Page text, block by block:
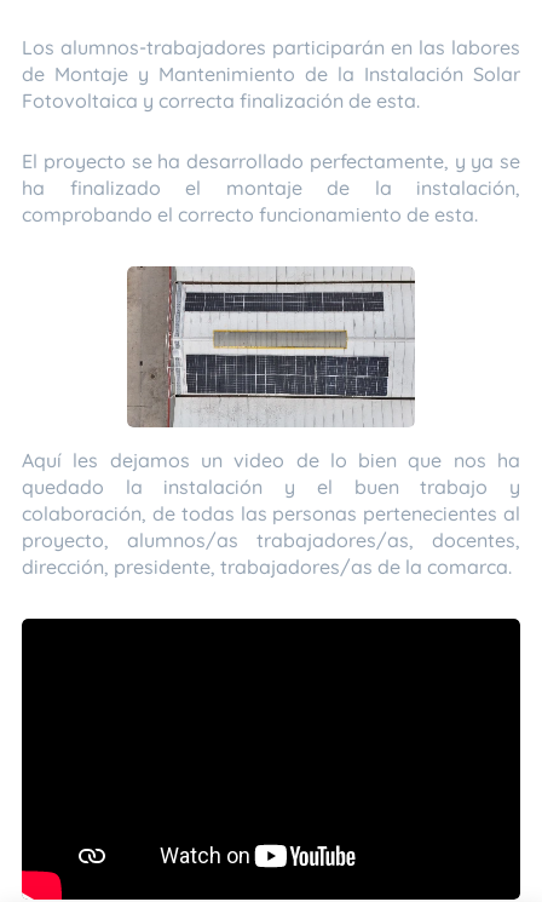
Los alumnos-trabajadores participarán en las labores
de Montaje y Mantenimiento de la Instalación Solar
Fotovoltaica y correcta finalización de esta.
El proyecto se ha desarrollado perfectamente, y ya se
ha finalizado el montaje de la instalación,
comprobando el correcto funcionamiento de esta.
Aquí les dejamos un video de lo bien que nos ha
quedado la instalación y el buen trabajo y
colaboración, de todas las personas pertenecientes al
proyecto, alumnos/as trabajadores/as, docentes,
dirección, presidente, trabajadores/as de la comarca.